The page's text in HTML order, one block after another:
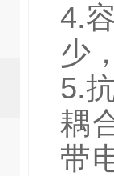
4.
少
5.
耦
带